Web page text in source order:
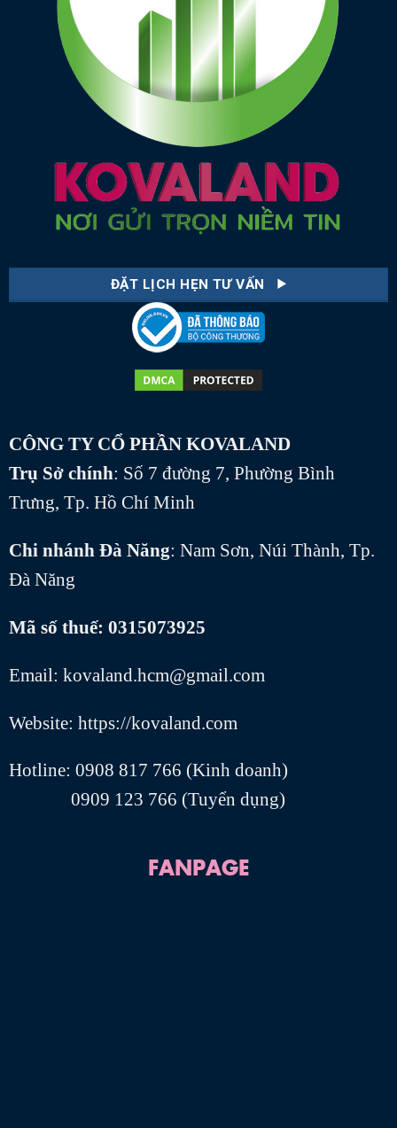
ĐẶT LỊCH HẸN TƯ VẤN
CÔNG TY CỔ PHẦN KOVALAND
Trụ Sở chính: Số 7 đường 7, Phường Bình
Trưng, Tp. Hồ Chí Minh
Chi nhánh Đà Năng: Nam Sơn, Núi Thành, Tp.
Đà Năng
Mã số thuế: 0315073925
Email: kovaland.hcm@gmail.com
Website: https://kovaland.com
Hotline: 0908 817 766 (Kinh doanh)
0909 123 766 (Tuyển dụng)
FANPAGE